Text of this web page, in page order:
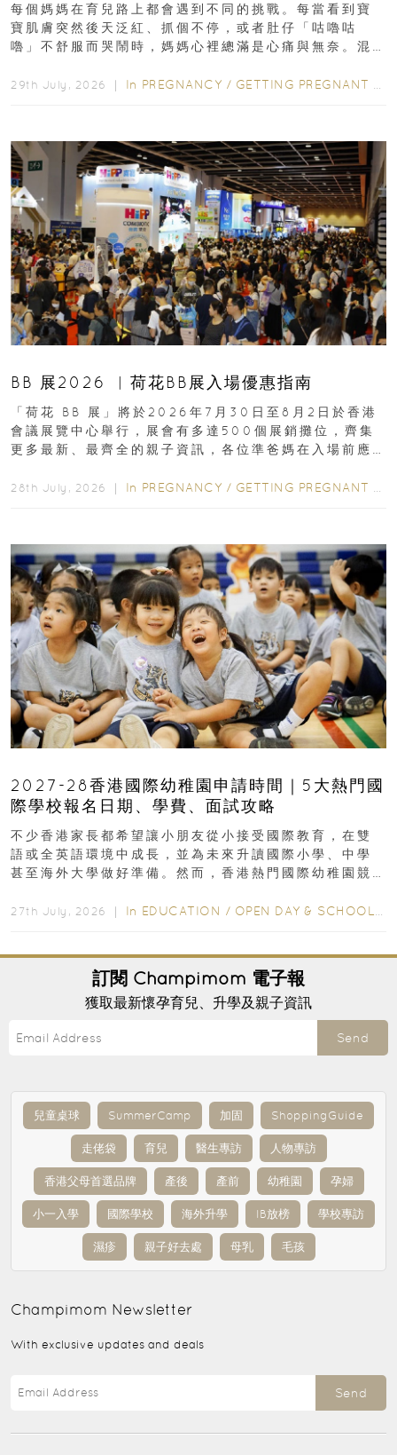
每個媽媽在育兒路上都會遇到不同的挑戰。每當看到寶
寶肌膚突然後天泛紅、抓個不停，或者肚仔「咕嚕咕
嚕」不舒服而哭鬧時，媽媽心裡總滿是心痛與無奈。混
29th July, 2026 ｜ In PREGNANCY / GETTING PREGNANT
BB 展2026 ︳荷花BB展入場優惠指南
「荷花 BB 展」將於2026年7月30日至8月2日於香港
會議展覽中心舉行，展會有多達500個展銷攤位，齊集
更多最新、最齊全的親子資訊，各位準爸媽在入場前應
28th July, 2026 ｜ In PREGNANCY / GETTING PREGNANT
2027-28香港國際幼稚園申請時間｜5大熱門國
際學校報名日期、學費、面試攻略
不少香港家長都希望讓小朋友從小接受國際教育，在雙
語或全英語環境中成長，並為未來升讀國際小學、中學
甚至海外大學做好準備。然而，香港熱門國際幼稚園競
27th July, 2026 ｜ In EDUCATION / OPEN DAY & SCHOOL EVENTS
訂閱 Champimom 電子報
獲取最新懷孕育兒、升學及親子資訊
Send
兒童桌球 SummerCamp 加固 ShoppingGuide
走佬袋 育兒 醫生專訪 人物專訪
香港父母首選品牌 產後 產前 幼稚園 孕婦
小一入學 國際學校 海外升學 IB放榜 學校專訪
濕疹 親子好去處 母乳 毛孩
Champimom Newsletter
With exclusive updates and deals
Send